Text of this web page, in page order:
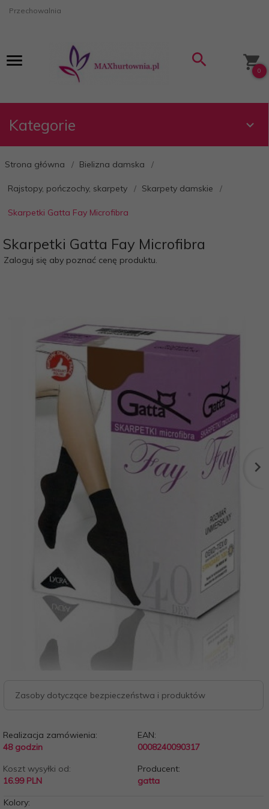
Przechowalnia
0
Kategorie
Strona główna Bielizna damska
Rajstopy, pończochy, skarpety Skarpety damskie
Skarpetki Gatta Fay Microfibra
Skarpetki Gatta Fay Microfibra
Zaloguj się aby poznać cenę produktu.
Zasoby dotyczące bezpieczeństwa i produktów
Realizacja zamówienia:
48 godzin
EAN:
0008240090317
Koszt wysyłki od:
16.99 PLN
Producent:
gatta
Kolory: